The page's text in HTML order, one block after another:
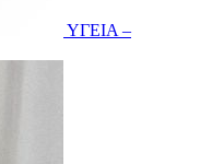
ΥΓΕΙΑ –